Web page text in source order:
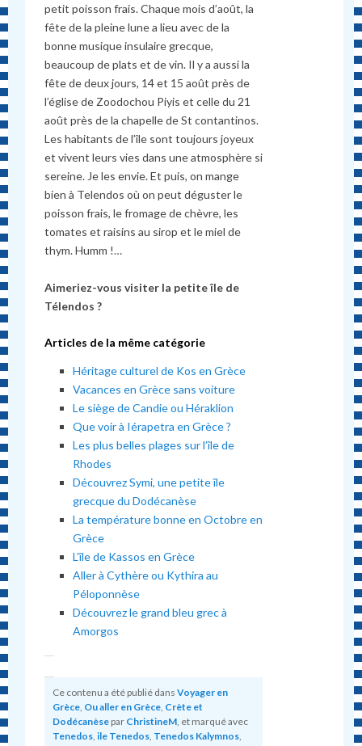
petit poisson frais. Chaque mois d’août, la
fête de la pleine lune a lieu avec de la
bonne musique insulaire grecque,
beaucoup de plats et de vin. Il y a aussi la
fête de deux jours, 14 et 15 août près de
l’église de Zoodochou Piyis et celle du 21
août près de la chapelle de St contantinos.
Les habitants de l’île sont toujours joyeux
et vivent leurs vies dans une atmosphère si
sereine. Je les envie. Et puis, on mange
bien à Telendos où on peut déguster le
poisson frais, le fromage de chèvre, les
tomates et raisins au sirop et le miel de
thym. Humm !…
Aimeriez-vous visiter la petite île de
Télendos ?
Articles de la même catégorie
Héritage culturel de Kos en Grèce
Vacances en Grèce sans voiture
Le siège de Candie ou Héraklion
Que voir à Iérapetra en Grèce ?
Les plus belles plages sur l’île de
Rhodes
Découvrez Symi, une petite île
grecque du Dodécanèse
La température bonne en Octobre en
Grèce
L’île de Kassos en Grèce
Aller à Cythère ou Kythira au
Péloponnèse
Découvrez le grand bleu grec à
Amorgos
Ce contenu a été publié dansVoyager en
Grèce Ou aller en Grèce Crète et
Dodécanèse par ChristineM , et marqué avec
Tenedos ,ile Tenedos Tenedos Kalymnos